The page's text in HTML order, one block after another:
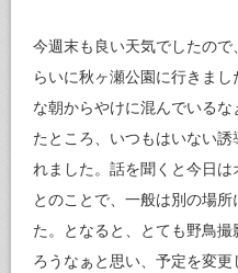
今週末も良い天気でしたの
らいに秋ヶ瀬公園に行きま
な朝からやけに混んでいる
たところ、いつもはいない
れました。話を聞くと今日
とのことで、一般は別の場
た。となると、とても野鳥
ろうなぁと思い、予定を変